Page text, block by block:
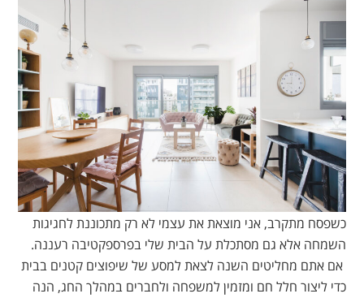
כשפסח מתקרב, אני מוצאת את עצמי לא רק מתכוננת לחגיגות
השמחה אלא גם מסתכלת על הבית שלי בפרספקטיבה רעננה.
אם אתם מחליטים השנה לצאת למסע של שיפוצים קטנים בבית
כדי ליצור חלל חם ומזמין למשפחה ולחברים במהלך החג, הנה